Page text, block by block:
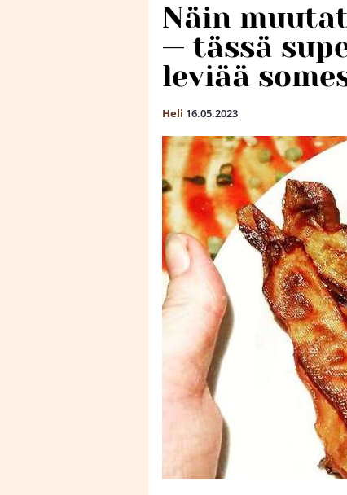
Näin
— tässä
leviää
Heli 16.05.2023